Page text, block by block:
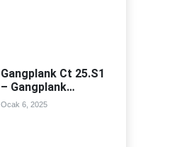
Gangplank Ct 25.S1
– Gangplank
Counter –
Ocak 6, 2025